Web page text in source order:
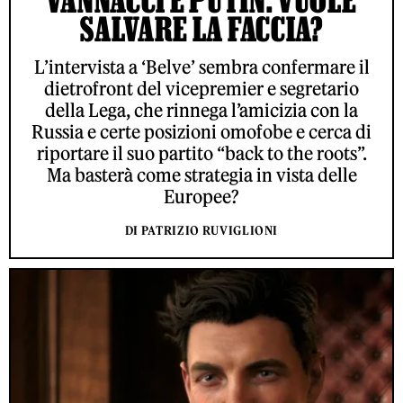
SALVARE LA FACCIA?
L’intervista a ‘Belve’ sembra confermare il
dietrofront del vicepremier e segretario
della Lega, che rinnega l’amicizia con la
Russia e certe posizioni omofobe e cerca di
riportare il suo partito “back to the roots”.
Ma basterà come strategia in vista delle
Europee?
DI PATRIZIO RUVIGLIONI